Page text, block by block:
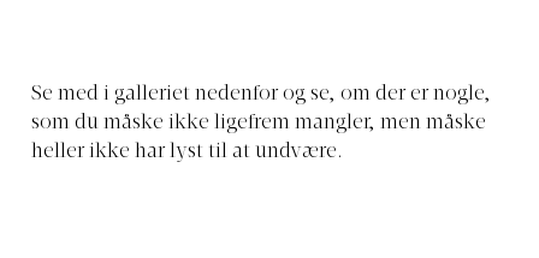
Se med i galleriet nedenfor og se, om der er nogle,
som du måske ikke ligefrem mangler, men måske
heller ikke har lyst til at undvære.